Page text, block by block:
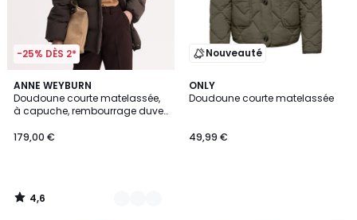
-25% DÈS 2*
ANNE WEYBURN
Doudoune courte matelassée,
à capuche, rembourrage duvet
179,00 €
4,6
/ 5
2
Couleurs
4,6
/
Nouveauté
ONLY
Doudoune courte matelassée
49,99 €